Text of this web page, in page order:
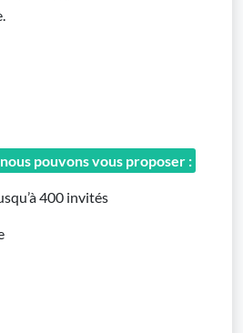
pouvons vous proposer :
400 invités